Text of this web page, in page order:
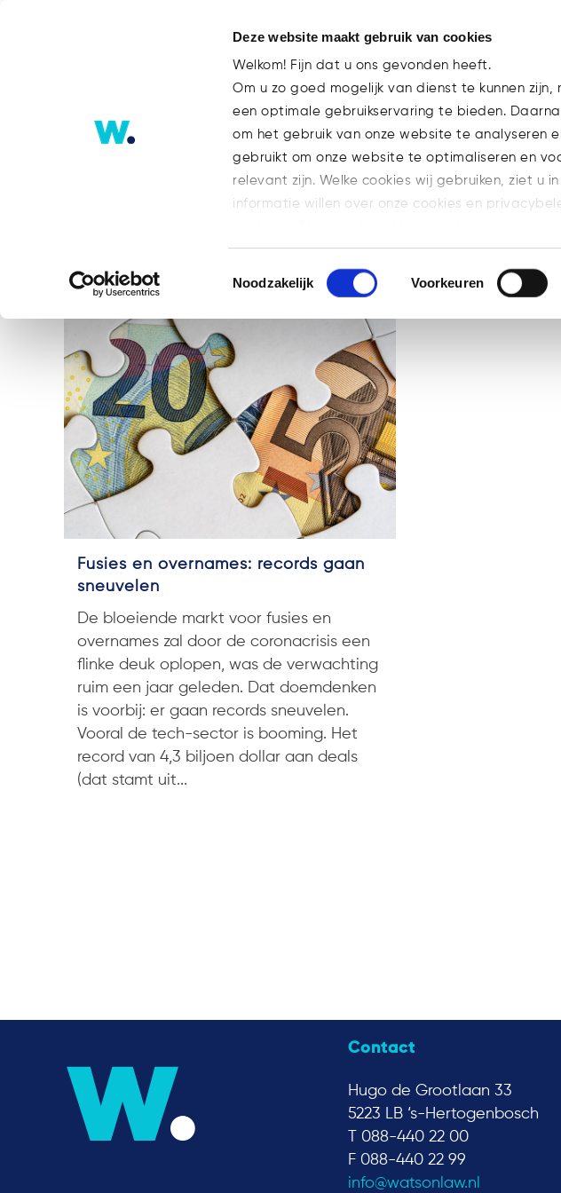
Deze website maakt gebruik van cookies
Welkom! Fijn dat u ons gevonden heeft.
Om u zo goed mogelijk van dienst te kunnen
een optimale gebruikservaring te bieden.
om het gebruik van onze website te analyseren
gebruikt om onze website te optimaliseren en
relevant zijn. Welke cookies wij gebruiken, ziet u
informatie willen over onze cookies en
Geef a.u.b. hieronder aan welke cookies u
Toestemmingsselectie
Noodzakelijk Voorkeuren
Tech Tag
BLOG FINANCE BRANCHE
GEEN ONDERDEEL VAN EEN CATEGORIE
MICA
Fusies en overnames: records gaan
sneuvelen
De bloeiende markt voor fusies en
overnames zal door de coronacrisis een
flinke deuk oplopen, was de verwachting
ruim een jaar geleden. Dat doemdenken
is voorbij: er gaan records sneuvelen.
Vooral de tech-sector is booming. Het
record van 4,3 biljoen dollar aan deals
(dat stamt uit...
Contact
Hugo de Grootlaan 33
5223 LB ‘s-Hertogenbosch
T 088-440 22 00
F 088-440 22 99
info@watsonlaw.nl